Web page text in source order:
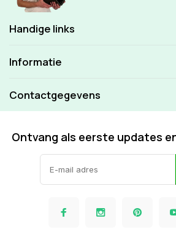
Handige links
Informatie
Contactgegevens
Ontvang als eerste updates